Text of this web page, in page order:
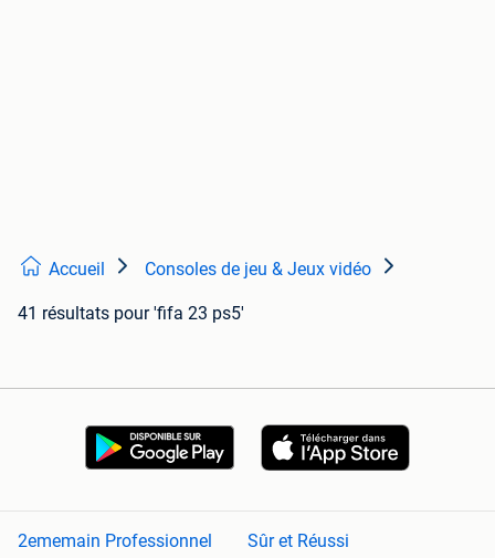
Accueil Consoles de jeu & Jeux vidéo
41 résultats pour 'fifa 23 ps5'
2ememain Professionnel Sûr et Réussi